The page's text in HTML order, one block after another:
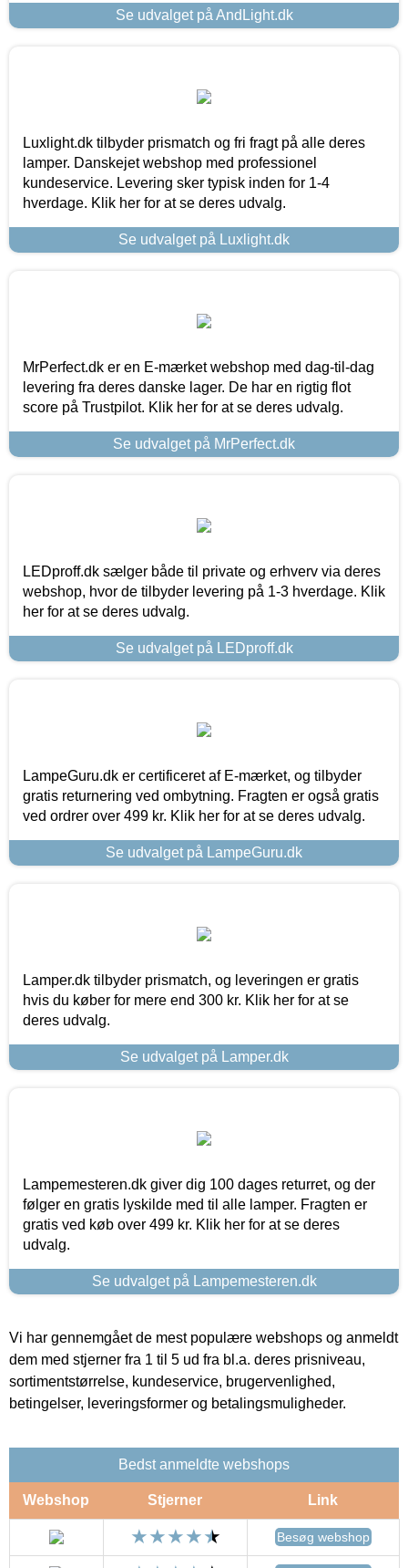
Se udvalget på AndLight.dk
Luxlight.dk tilbyder prismatch og fri fragt på alle deres
lamper. Danskejet webshop med professionel
kundeservice. Levering sker typisk inden for 1-4
hverdage. Klik her for at se deres udvalg.
Se udvalget på Luxlight.dk
MrPerfect.dk er en E-mærket webshop med dag-til-dag
levering fra deres danske lager. De har en rigtig flot
score på Trustpilot. Klik her for at se deres udvalg.
Se udvalget på MrPerfect.dk
LEDproff.dk sælger både til private og erhverv via deres
webshop, hvor de tilbyder levering på 1-3 hverdage. Klik
her for at se deres udvalg.
Se udvalget på LEDproff.dk
LampeGuru.dk er certificeret af E-mærket, og tilbyder
gratis returnering ved ombytning. Fragten er også gratis
ved ordrer over 499 kr. Klik her for at se deres udvalg.
Se udvalget på LampeGuru.dk
Lamper.dk tilbyder prismatch, og leveringen er gratis
hvis du køber for mere end 300 kr. Klik her for at se
deres udvalg.
Se udvalget på Lamper.dk
Lampemesteren.dk giver dig 100 dages returret, og der
følger en gratis lyskilde med til alle lamper. Fragten er
gratis ved køb over 499 kr. Klik her for at se deres
udvalg.
Se udvalget på Lampemesteren.dk
Vi har gennemgået de mest populære webshops og anmeldt
dem med stjerner fra 1 til 5 ud fra bl.a. deres prisniveau,
sortimentstørrelse, kundeservice, brugervenlighed,
betingelser, leveringsformer og betalingsmuligheder.
Bedst anmeldte webshops
Webshop Stjerner Link
Besøg webshop